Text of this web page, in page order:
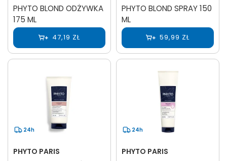
PHYTO BLOND ODŻYWKA
175 ML
47,19 ZŁ
PHYTO BLOND SPRAY 150
ML
59,99 ZŁ
24h
PHYTO PARIS
24h
PHYTO PARIS